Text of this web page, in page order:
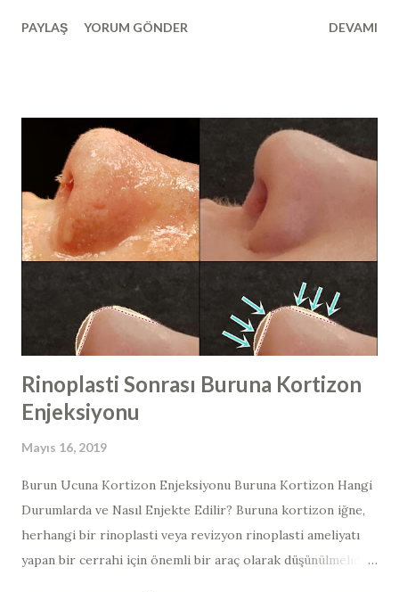
ilişkili lezyonların çoğu iyi huyludur ve zaman zaman
neden olan papilloma virüsleri, toplu olarak insan papilloma
virüs ya da HPV (human papillomavirus​) olarak
adlandırılır. HPV virüsleri, kanserojen özelliklerine göre
yüksek riskli (HR) ve düşük riskli (LR) tip olmak üzere ikiye
ayrılır. HPV virüsleri daha çok deriden deriye temas yolu ile
bulaşır. İnsanlarda en sık düşük riskli HPV
virüsü enfeksiyonları görülür ve çoğunlukla
asemptomatiktir. Papillomavirüs genomu, konakçı hücrenin,
histonları ile dekore edilmiş ...
PAYLAŞ YORUM GÖNDER DEVAMI
Rinoplasti Sonrası Buruna Kortizon
Enjeksiyonu
Mayıs 16, 2019
Burun Ucuna Kortizon Enjeksiyonu Buruna Kortizon Hangi
Durumlarda ve Nasıl Enjekte Edilir? Buruna kortizon iğne,
herhangi bir rinoplasti veya revizyon rinoplasti ameliyatı
yapan bir cerrahi için önemli bir araç olarak düşünülmelidir.